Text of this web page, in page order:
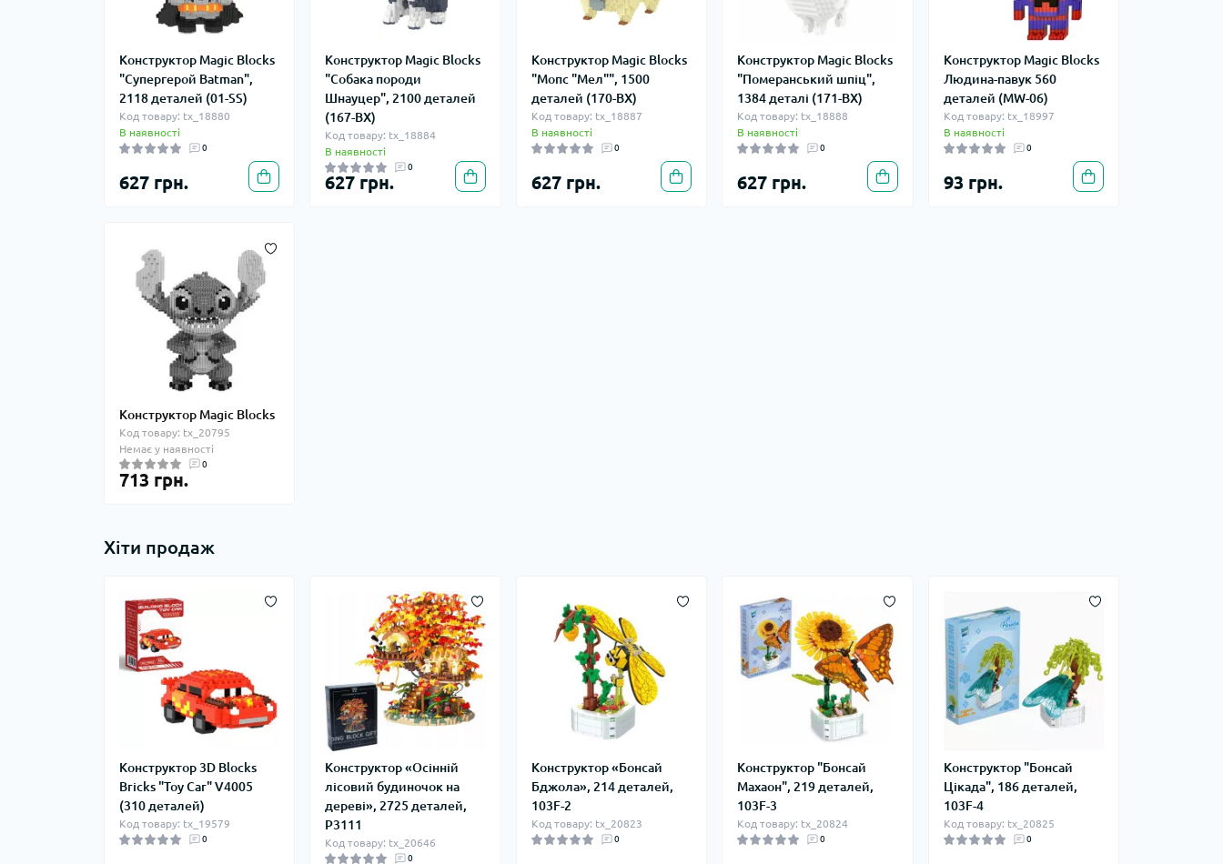
Конструктор Magic Blocks
"Супергерой Batman",
2118 деталей (01-SS)
Код товару: tx_18880
В наявності
0
627 грн.
Конструктор Magic Blocks
"Собака породи
Шнауцер", 2100 деталей
(167-BX)
Код товару: tx_18884
В наявності
0
627 грн.
Конструктор Magic Blocks
"Мопс "Мел"", 1500
деталей (170-BX)
Код товару: tx_18887
В наявності
0
627 грн.
Конструктор Magic Blocks
"Померанський шпіц",
1384 деталі (171-BX)
Код товару: tx_18888
В наявності
0
627 грн.
Конструктор Magic Blocks
Людина-павук 560
деталей (MW-06)
Код товару: tx_18997
В наявності
0
93 грн.
Конструктор Magic Blocks
Код товару: tx_20795
Немає у наявності
0
713 грн.
Хіти продаж
Конструктор 3D Blocks
Bricks "Toy Car" V4005
(310 деталей)
Код товару: tx_19579
0
Конструктор «Осінній
лісовий будиночок на
дереві», 2725 деталей,
P3111
Код товару: tx_20646
0
Конструктор «Бонсай
Бджола», 214 деталей,
103F-2
Код товару: tx_20823
0
Конструктор "Бонсай
Махаон", 219 деталей,
103F-3
Код товару: tx_20824
0
Конструктор "Бонсай
Цікада", 186 деталей,
103F-4
Код товару: tx_20825
0